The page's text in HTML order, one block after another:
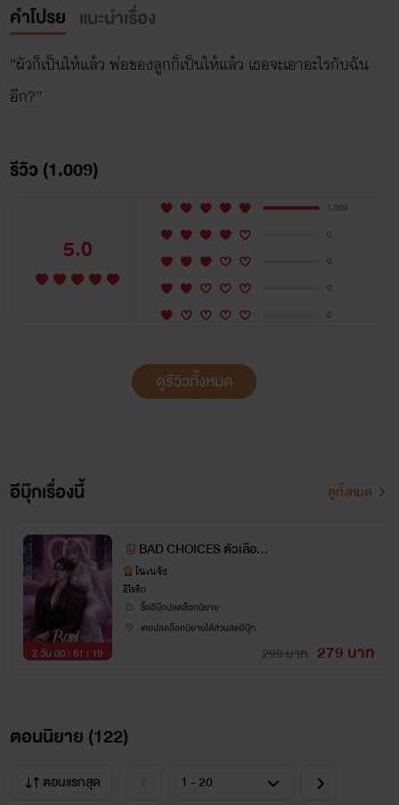
คำโปรย แนะนำเรื่อง
“ผัวก็เป็นให้แล้ว พ่อของลูกก็เป็นให้แล้ว เธอจะเอาอะไรกับฉัน
อีก?”
รีวิว (1,009)
5.0
1,009
0
0
0
0
ดูรีวิวทั้งหมด
อีบุ๊กเรื่องนี้ ดูทั้งหมด
2 วัน 00 : 51 : 18
BAD CHOICES ตัวเลือก
นี้ไม่ดีเท่าไหร่
โนเนจัง
อีโรติก
ซื้ออีบุ๊กปลดล็อกนิยาย
เคยปลดล็อกนิยายได้ส่วนลดอีบุ๊ก
299 บาท 279 บาท
ตอนนิยาย (122)
ตอนแรกสุด